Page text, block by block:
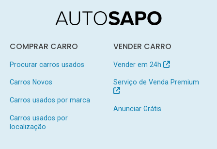
COMPRAR CARRO
Procurar carros usados
Carros Novos
Carros usados por marca
Carros usados por
localização
VENDER CARRO
Vender em 24h
Serviço de Venda Premium
Anunciar Grátis